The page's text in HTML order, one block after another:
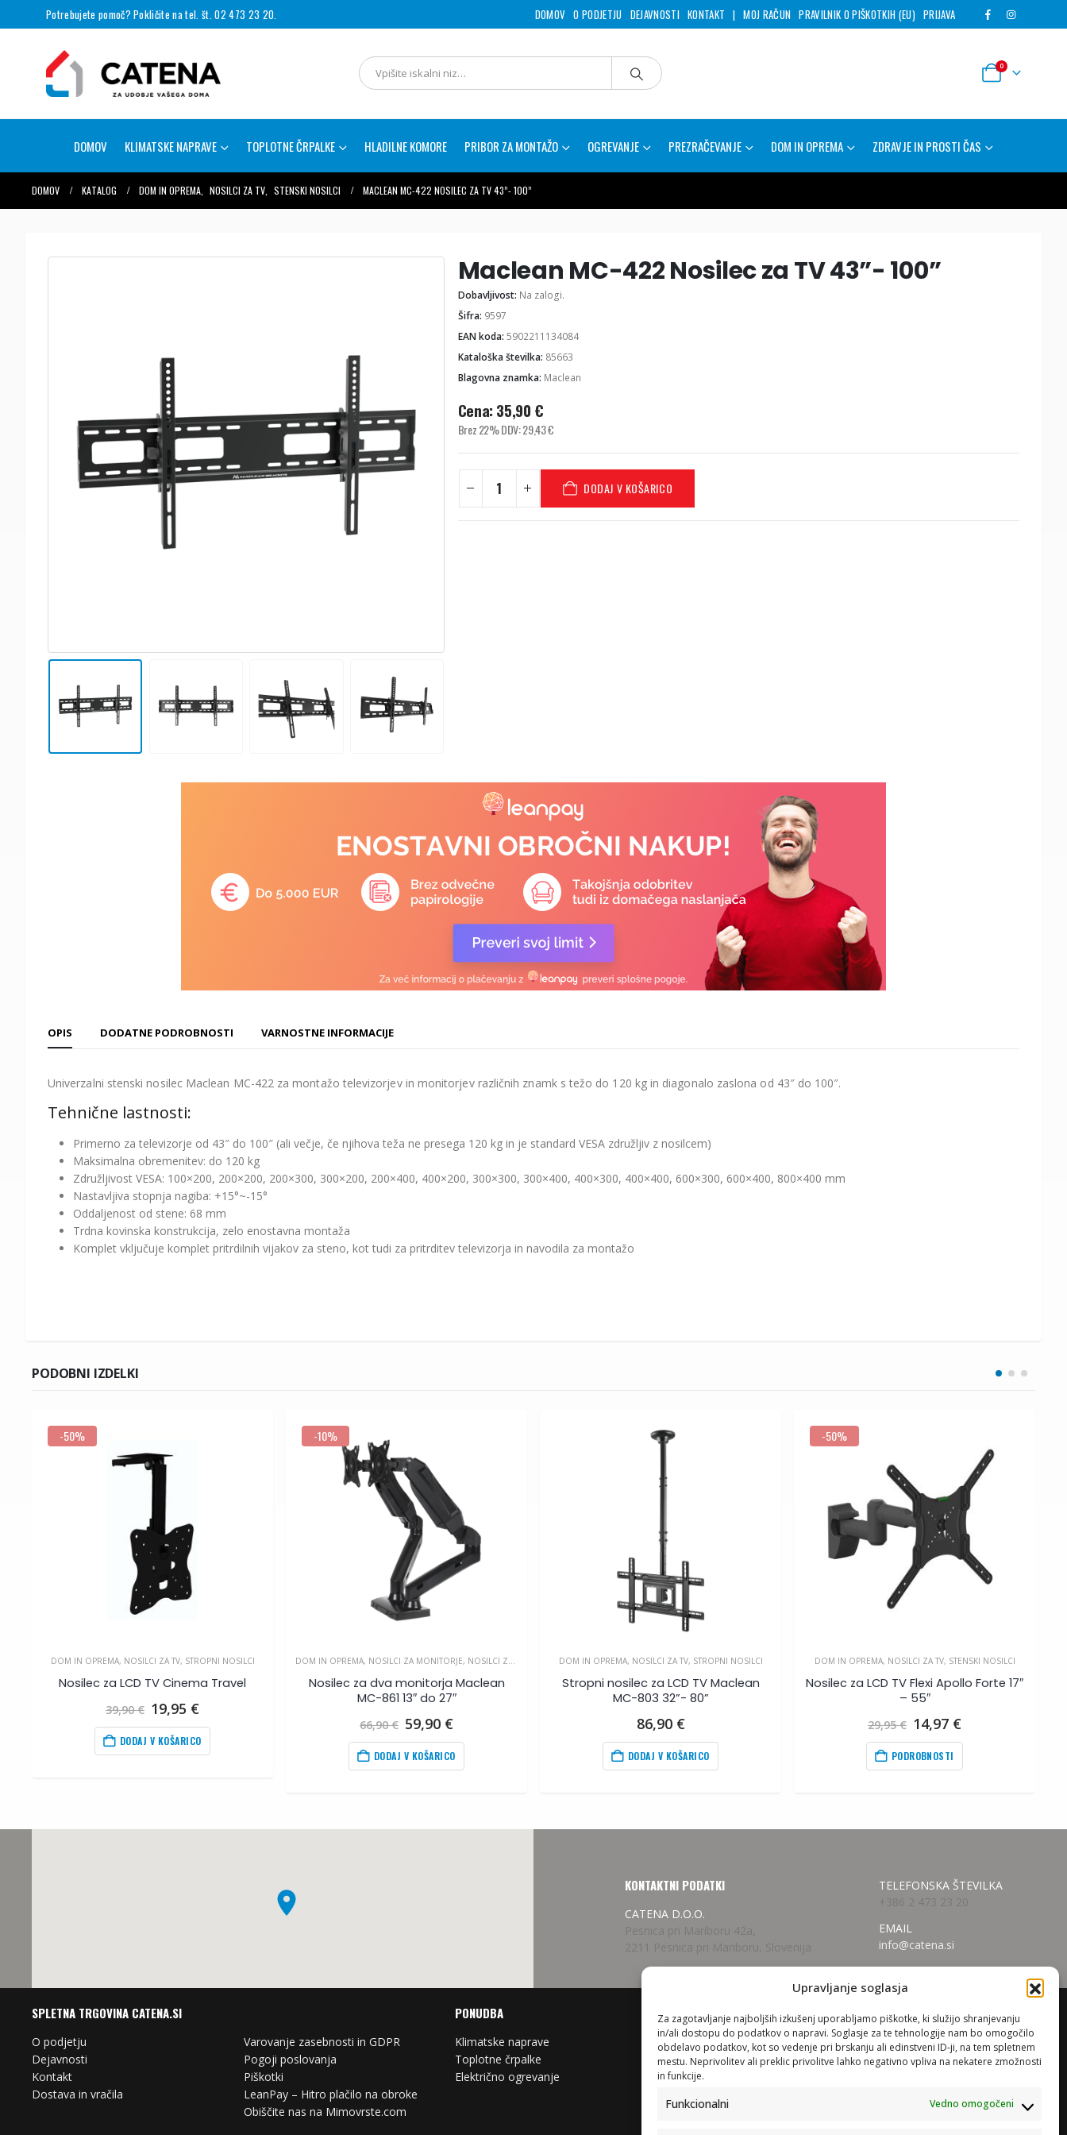
Upravljanje soglasja
Za zagotavljanje najboljših izkušenj uporabljamo piškotke, ki služijo shranjevanju
in/ali dostopu do podatkov o napravi. Soglasje za te tehnologije nam bo omogočilo
obdelavo podatkov, kot so vedenje pri brskanju ali edinstveni ID-ji, na tem spletnem
mestu. Neprivolitev ali preklic privolitve lahko negativno vpliva na nekatere zmožnosti
in funkcije.
Funkcionalni Vedno omogočeni
Potrebujete pomoč? Pokličite na tel. št. 02 473 23 20. DOMOV O PODJETJU DEJAVNOSTI KONTAKT | MOJ RAČUN PRAVILNIK O PIŠKOTKIH (EU) PRIJAVA
0
DOMOV KLIMATSKE NAPRAVE TOPLOTNE ČRPALKE HLADILNE KOMORE PRIBOR ZA MONTAŽO OGREVANJE PREZRAČEVANJE DOM IN OPREMA ZDRAVJE IN PROSTI ČAS
DOMOV KATALOG DOM IN OPREMA NOSILCI ZA TV STENSKI NOSILCI MACLEAN MC-422 NOSILEC ZA TV 43”- 100”
Maclean MC-422 Nosilec za TV 43”- 100”
Dobavljivost: Na zalogi.
Šifra: 9597
EAN koda: 5902211134084
Kataloška številka: 85663
Blagovna znamka: Maclean
Cena: 35,90 €
Brez 22% DDV:29,43€
DODAJ V KOŠARICO
OPIS DODATNE PODROBNOSTI VARNOSTNE INFORMACIJE
Univerzalni stenski nosilec Maclean MC-422 za montažo televizorjev in monitorjev različnih znamk s težo do 120 kg in diagonalo zaslona od 43″ do 100″.
Tehnične lastnosti:
Primerno za televizorje od 43″ do 100″ (ali večje, če njihova teža ne presega 120 kg in je standard VESA združljiv z nosilcem)
Maksimalna obremenitev: do 120 kg
Združljivost VESA: 100×200, 200×200, 200×300, 300×200, 200×400, 400×200, 300×300, 300×400, 400×300, 400×400, 600×300, 600×400, 800×400 mm
Nastavljiva stopnja nagiba: +15°~-15°
Oddaljenost od stene: 68 mm
Trdna kovinska konstrukcija, zelo enostavna montaža
Komplet vključuje komplet pritrdilnih vijakov za steno, kot tudi za pritrditev televizorja in navodila za montažo
PODOBNI IZDELKI
-50%
DOM IN OPREMA, NOSILCI ZA TV, STROPNI NOSILCI
Nosilec za LCD TV Cinema Travel
39,90€ Izvirna
cena
je
bila:
19,95 €Trenutna
cena
je:
19,95
DODAJ V KOŠARICO
-10%
DOM IN OPREMA, NOSILCI ZA MONITORJE, NOSILCI ZA TV
Nosilec za dva monitorja Maclean
MC-861 13″ do 27″
66,90€ Izvirna
cena
je
bila:
59,90 €Trenutna
cena
je:
59,90
DODAJ V KOŠARICO
DOM IN OPREMA, NOSILCI ZA TV, STROPNI NOSILCI
Stropni nosilec za LCD TV Maclean
MC-803 32”- 80”
86,90 €
DODAJ V KOŠARICO
-50%
DOM IN OPREMA, NOSILCI ZA TV, STENSKI NOSILCI
Nosilec za LCD TV Flexi Apollo Forte 17″
– 55″
29,95€ Izvirna
cena
je
bila:
14,97 €Trenutna
14,97
PODROBNOSTI
KONTAKTNI PODATKI
CATENA D.O.O.
Pesnica pri Mariboru 42a,
2211 Pesnica pri Mariboru, Slovenija
TELEFONSKA ŠTEVILKA
+386 2 473 23 20
EMAIL
info@catena.si
SPLETNA TRGOVINA CATENA.SI
O podjetju
Dejavnosti
Kontakt
Dostava in vračila
Varovanje zasebnosti in GDPR
Pogoji poslovanja
Piškotki
LeanPay – Hitro plačilo na obroke
Obiščite nas na Mimovrste.com
PONUDBA
Klimatske naprave
Toplotne črpalke
Električno ogrevanje
Prezračevanje
Antenski sistemi
Nosilci za TV